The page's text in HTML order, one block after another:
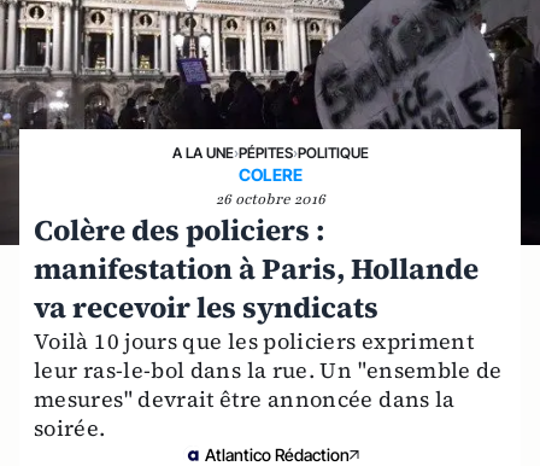
A LA UNE›PÉPITES›POLITIQUE
COLERE
26 octobre 2016
Colère des policiers :
manifestation à Paris, Hollande
va recevoir les syndicats
Voilà 10 jours que les policiers expriment
leur ras-le-bol dans la rue. Un "ensemble de
mesures" devrait être annoncée dans la
soirée.
Atlantico Rédaction